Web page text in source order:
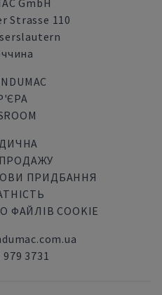
GmbH
Strasse 110
ПРИДБАННЯ
COOKIE
979 3731